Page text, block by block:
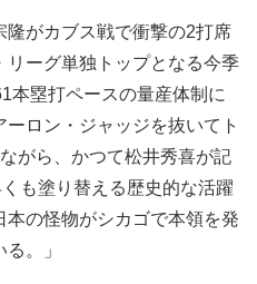
隆がカブス戦で衝撃の2打席
ーグ単独トップとなる今季
本塁打ペースの量産体制に
ロン・ジャッジを抜いてト
がら、かつて松井秀喜が記
も塗り替える歴史的な活躍
の怪物がシカゴで本領を発
。」